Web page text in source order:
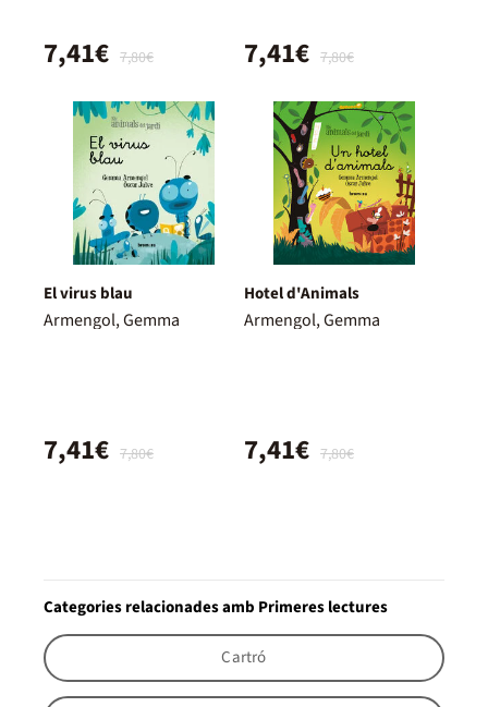
7,80€
7,41€ 7,80€
7,41€
El virus blau
Armengol, Gemma
7,80€
7,41€
Hotel d'Animals
Armengol, Gemma
7,80€
7,41€
Categories relacionades amb Primeres lectures
Cartró